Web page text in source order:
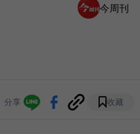
今周刊
分享 收藏